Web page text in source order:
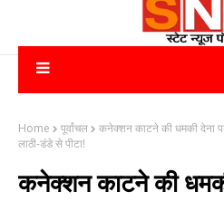
Home पूर्वांचल
कनेक्शन काटने की धमकी देना
लाठी-डंडे से पीटा!
कनेक्शन काटने की